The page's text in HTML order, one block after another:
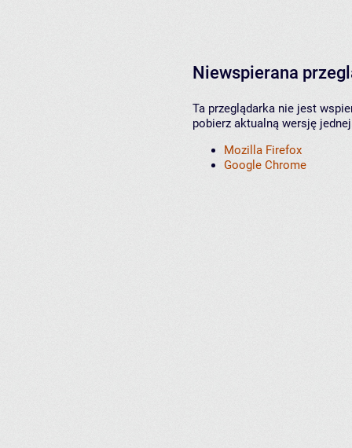
Niewspierana
Ta przeglądarka nie jest
pobierz aktualną wersję
Mozilla Firefox
Google Chrome